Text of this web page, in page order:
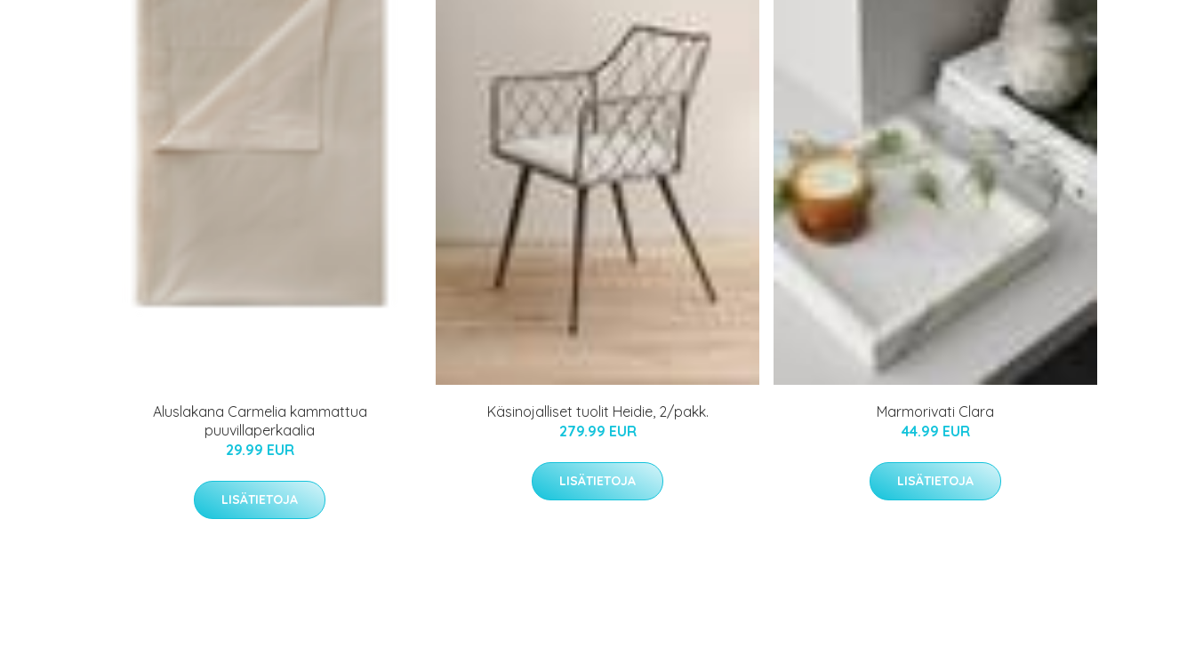
Aluslakana Carmelia kammattua
puuvillaperkaalia
29.99 EUR
LISÄTIETOJA
Käsinojalliset tuolit Heidie, 2/pakk.
279.99 EUR
LISÄTIETOJA
Marmorivati Clara
44.99 EUR
LISÄTIETOJA